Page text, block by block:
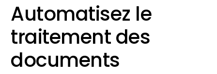
Automatisez le
traitement des
documents